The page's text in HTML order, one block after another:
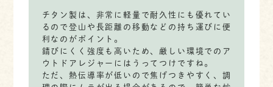
チタン製は、非常に軽量で耐久性にも優れてい
るので登山や長距離の移動などの持ち運びに便
利なのがポイント。
錆びにくく強度も高いため、厳しい環境でのア
ウトドアレジャーにはうってつけですね。
ただ、熱伝導率が低いので焦げつきやすく、調